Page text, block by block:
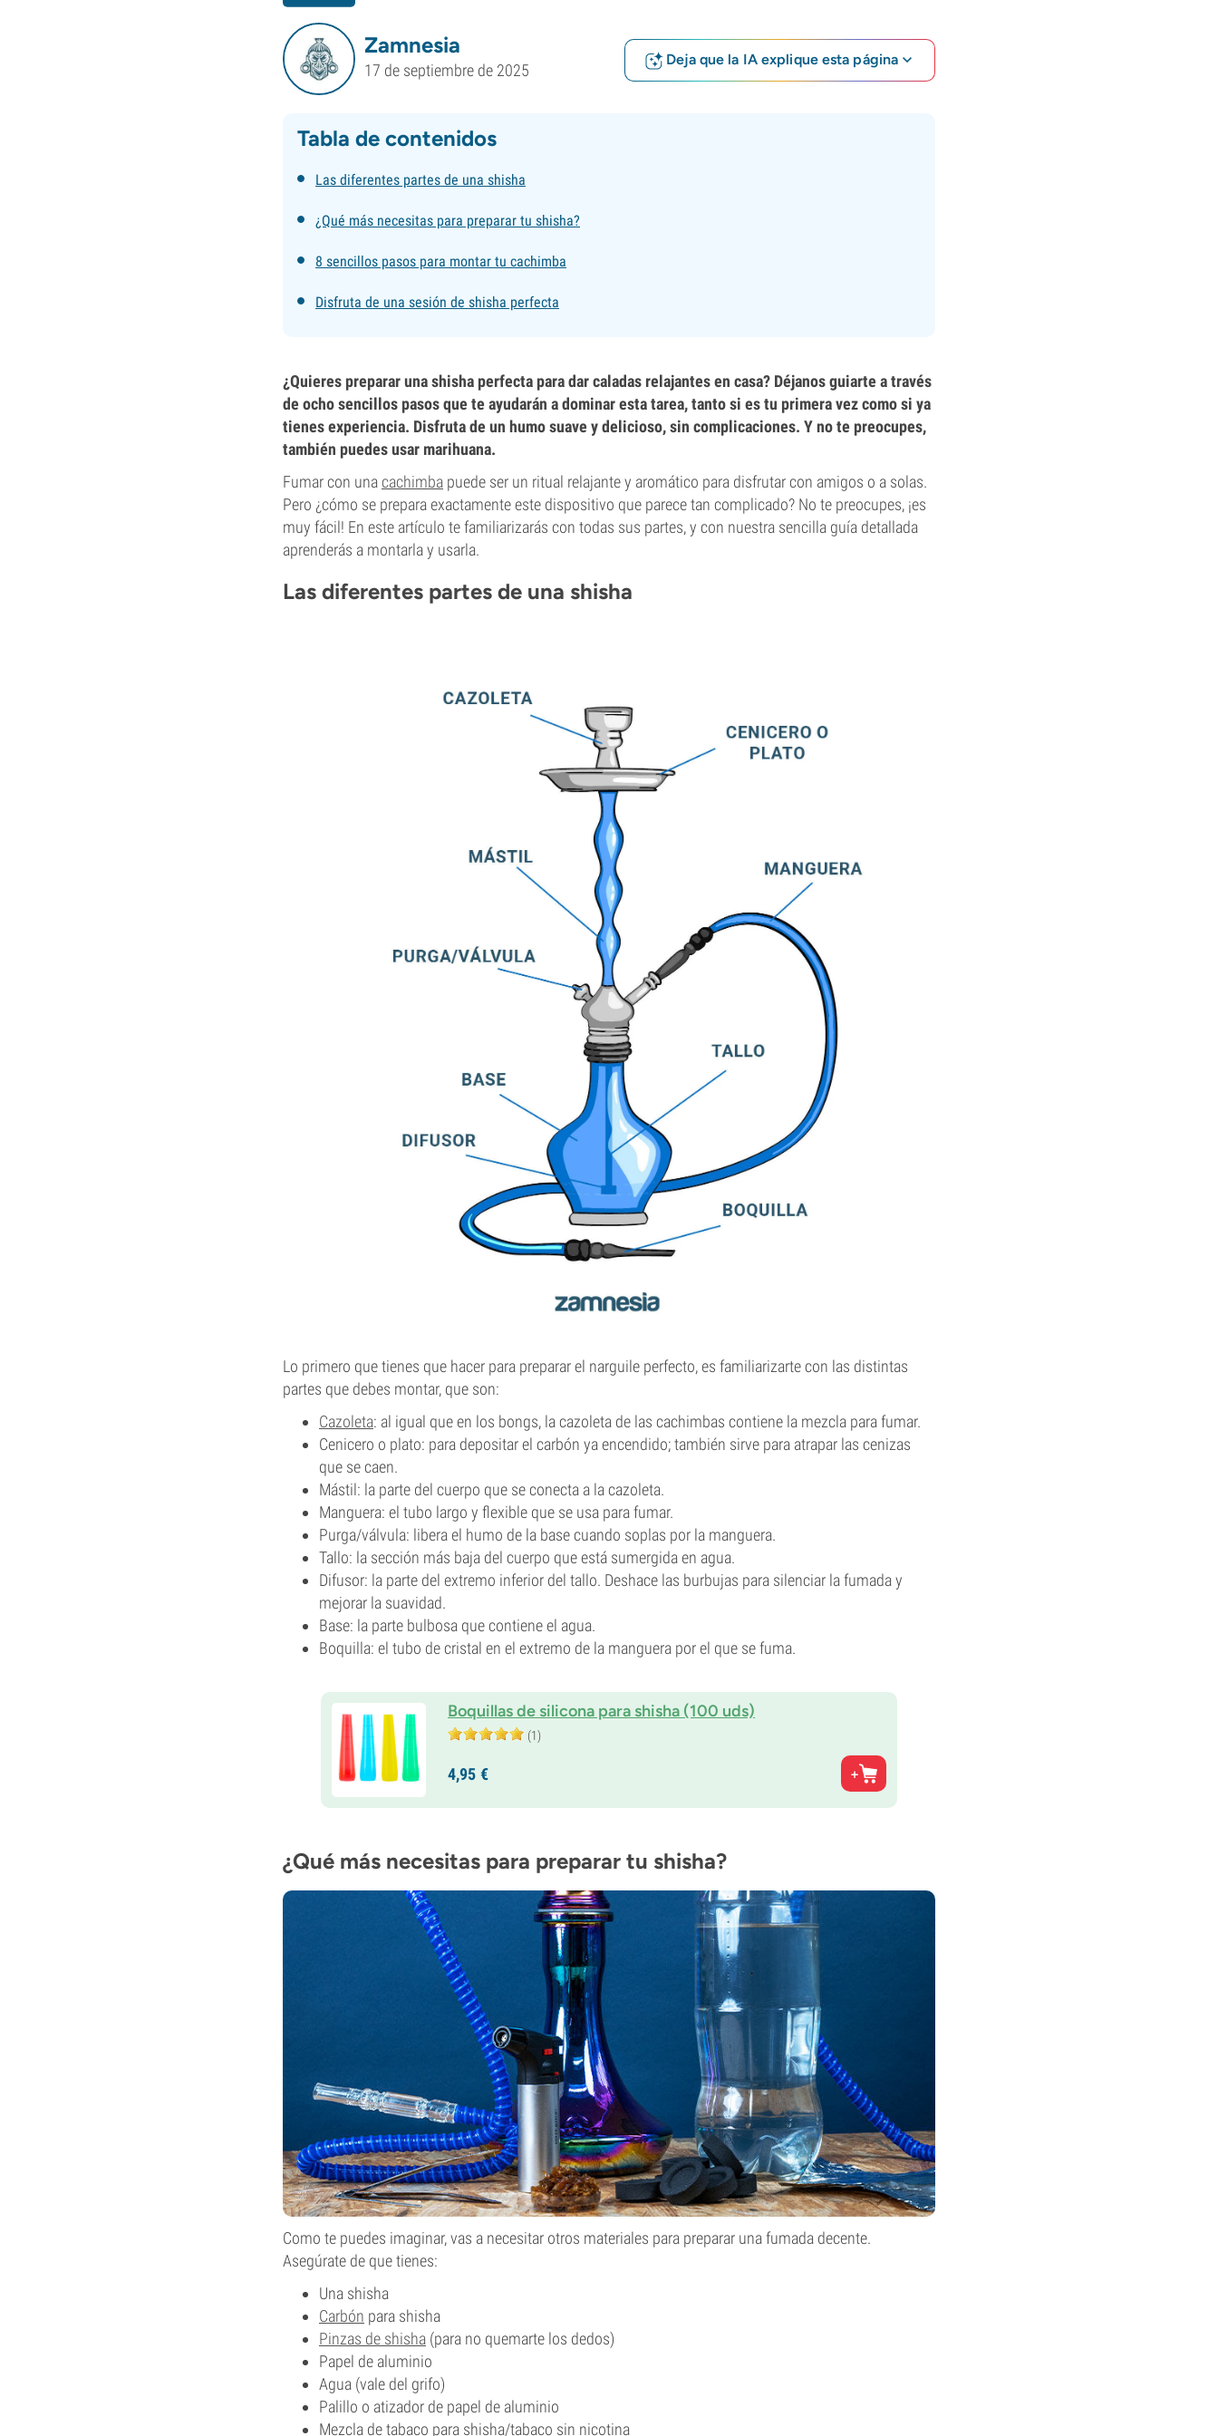
Zamnesia
17 de septiembre de 2025
Deja que la IA explique esta página
Tabla de contenidos
Las diferentes partes de una shisha
¿Qué más necesitas para preparar tu shisha?
8 sencillos pasos para montar tu cachimba
Disfruta de una sesión de shisha perfecta
¿Quieres preparar una shisha perfecta para dar caladas relajantes en casa? Déjanos guiarte a través
de ocho sencillos pasos que te ayudarán a dominar esta tarea, tanto si es tu primera vez como si ya
tienes experiencia. Disfruta de un humo suave y delicioso, sin complicaciones. Y no te preocupes,
también puedes usar marihuana.
Fumar con unacachimba puede ser un ritual relajante y aromático para disfrutar con amigos o a solas.
Pero ¿cómo se prepara exactamente este dispositivo que parece tan complicado? No te preocupes, ¡es
muy fácil! En este artículo te familiarizarás con todas sus partes, y con nuestra sencilla guía detallada
aprenderás a montarla y usarla.
Las diferentes partes de una shisha
Lo primero que tienes que hacer para preparar el narguile perfecto, es familiarizarte con las distintas
partes que debes montar, que son:
Cazoleta: al igual que en los bongs, la cazoleta de las cachimbas contiene la mezcla para fumar.
Cenicero o plato: para depositar el carbón ya encendido; también sirve para atrapar las cenizas
que se caen.
Mástil: la parte del cuerpo que se conecta a la cazoleta.
Manguera: el tubo largo y flexible que se usa para fumar.
Purga/válvula: libera el humo de la base cuando soplas por la manguera.
Tallo: la sección más baja del cuerpo que está sumergida en agua.
Difusor: la parte del extremo inferior del tallo. Deshace las burbujas para silenciar la fumada y
mejorar la suavidad.
Base: la parte bulbosa que contiene el agua.
Boquilla: el tubo de cristal en el extremo de la manguera por el que se fuma.
Boquillas de silicona para shisha (100 uds)
(1)
4,95 €
¿Qué más necesitas para preparar tu shisha?
Como te puedes imaginar, vas a necesitar otros materiales para preparar una fumada decente.
Asegúrate de que tienes:
Una shisha
Carbón para shisha
Pinzas de shisha (para no quemarte los dedos)
Papel de aluminio
Agua (vale del grifo)
Palillo o atizador de papel de aluminio
Mezcla de tabaco para shisha/tabaco sin nicotina